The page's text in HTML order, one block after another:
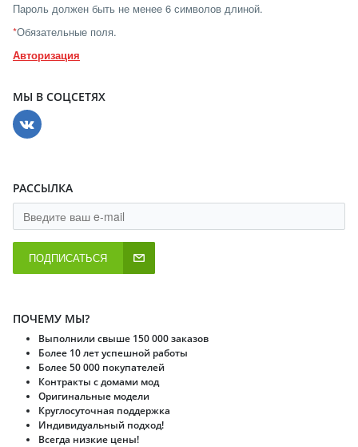
Пароль должен быть не менее 6 символов длиной.
*Обязательные поля.
Авторизация
МЫ В СОЦСЕТЯХ
РАССЫЛКА
ПОДПИСАТЬСЯ
ПОЧЕМУ МЫ?
Выполнили свыше 150 000 заказов
Более 10 лет успешной работы
Более 50 000 покупателей
Контракты с домами мод
Оригинальные модели
Круглосуточная поддержка
Индивидуальный подход!
Всегда низкие цены!